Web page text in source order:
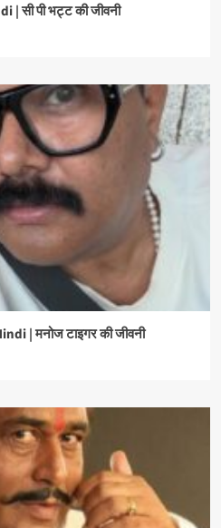
सी पी भट्ट की जीवनी
| मनोज टाइगर की जीवनी